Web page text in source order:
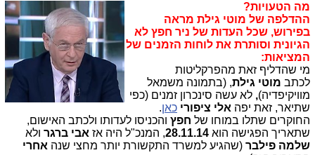
מה הטעויות?
ההדלפה של מוטי גילת מראה
בפירוש, שכל העדות של ניר חפץ לא
הגיונית וסותרת את לוחות הזמנים של
המציאות:
מי שהדליף זאת מהפרקליטות
לכתב מוטי גילת, (בתמונה משמאל
מוויקיפדיה), לא עשה סינכרון זמנים (כפי
שתיאר, זאת יפה אלי ציפורי כאן.
החוקרים שתלו במוחו של חפץ והכניסו לעדותו ולכתב האישום,
שתאריך הפגישה הוא 28.11.14, המנכ"ל היה אז אבי ברגר ולא
שלמה פילבר (שהגיע למשרד התקשורת יותר מחצי שנה אחרי